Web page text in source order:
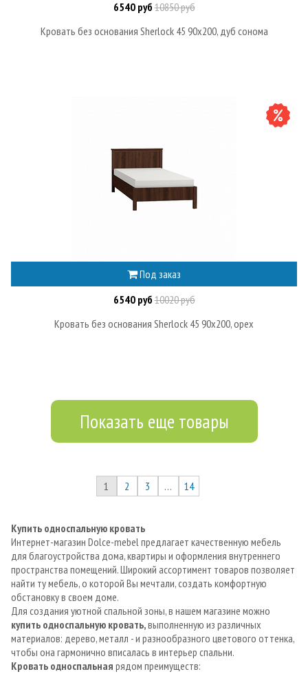
6540 руб10850 руб
Кровать без основания Sherlock 45 90х200, дуб сонома
Под заказ
6540 руб10020 руб
Кровать без основания Sherlock 45 90х200, орех
Показать еще товары
1 2 3 … 14
Купить односпальную кровать
Интернет-магазин Dolce-mebel предлагает качественную мебель
для благоустройства дома, квартиры и оформления внутреннего
пространства помещений. Широкий ассортимент товаров позволяет
найти ту мебель, о которой Вы мечтали, создать комфортную
обстановку в своем доме.
Для создания уютной спальной зоны, в нашем магазине можно
купить односпальную кровать,выполненную из различных
материалов: дерево, металл - и разнообразного цветового оттенка,
чтобы она гармонично вписалась в интерьер спальни.
Кровать односпальная рядом преимуществ: